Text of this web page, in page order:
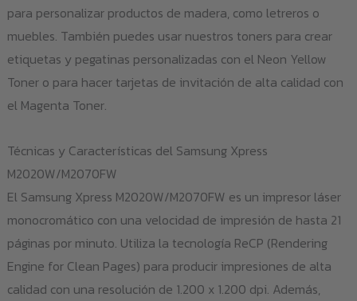
para personalizar productos de madera, como letreros o
muebles. También puedes usar nuestros toners para crear
etiquetas y pegatinas personalizadas con el Neon Yellow
Toner o para hacer tarjetas de invitación de alta calidad con
el Magenta Toner.
Técnicas y Características del Samsung Xpress
M2020W/M2070FW
El Samsung Xpress M2020W/M2070FW es un impresor láser
monocromático con una velocidad de impresión de hasta 21
páginas por minuto. Utiliza la tecnología ReCP (Rendering
Engine for Clean Pages) para producir impresiones de alta
calidad con una resolución de 1.200 x 1.200 dpi. Además,